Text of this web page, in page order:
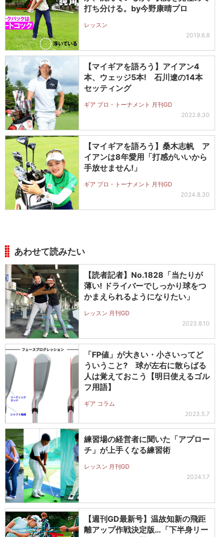
打ち分ける。by今野康晴プロ
レッスン
2019.6.8
【マイギアを語ろう】アイアン4
本、ウェッジ5本! 石川遼の14本
セッティング
ギア プロ・トーナメント 月刊GD
2022.8.30
【マイギアを語ろう】桑木志帆 ア
イアンは8年愛用「打感がいいから
手放せません!」
ギア プロ・トーナメント 月刊GD
2024.8.30
あわせて読みたい
【読者記者】No.1828「当たりが
薄い! ドライバーでしっかり球をつ
かまえられるようになりたい」
レッスン 月刊GD
2023.8.10
「FP値」が大きい・小さいってど
ういうこと? 球が左右に散らばる
人は覚えておこう【明日使えるゴル
フ用語】
ギア コラム
2023.5.7
練習場の経営者に聞いた「アプロー
チ」が上手くなる練習術
レッスン 月刊GD
2024.1.7
【週刊GD最新号】温故知新の飛距
離アップ作戦決定版…「下半身リー